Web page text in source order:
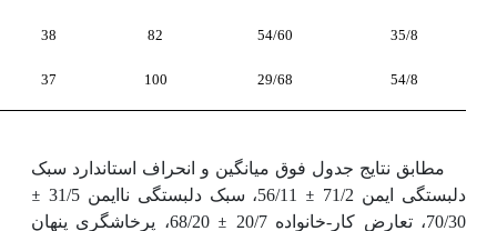
35/8
54/60
82
38
54/8
29/68
100
37
مطابق نتایج جدول فوق میانگین و انحراف استاندارد سبک
دلبستگی ایمن 71/2
±
±
70/30، تعارض کار-خانواده 20/7 ±
68/20، پرخاشگری پنهان